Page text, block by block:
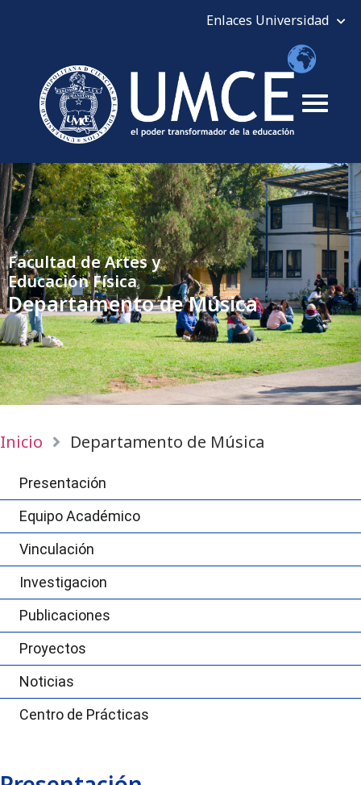
Facultad de Artes y
Educación Física
Departamento de Música
Inicio Departamento de Música
Presentación
Equipo Académico
Vinculación
Investigacion
Publicaciones
Proyectos
Noticias
Centro de Prácticas